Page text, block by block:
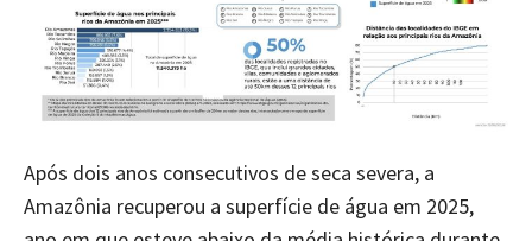
Após dois anos consecutivos de seca severa, a
Amazônia recuperou a superfície de água em 2025,